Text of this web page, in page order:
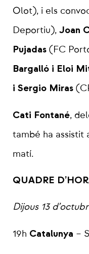
Olot), i els
Deportiu), Joan
Pujadas (FC
Bargalló i Eloi
i Sergio Miras
Cati Fontané,
també ha assistit
matí.
QUADRE
Dijous 13
19h Catalunya –